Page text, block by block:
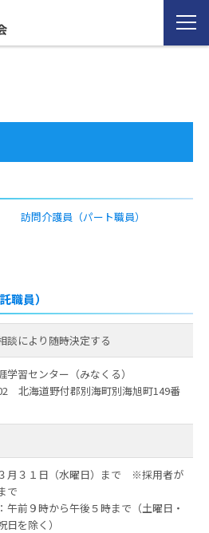
訪問介護員（パート職員）
職員）
談により随時決定する
学習センター（みなくる）
北海道野付郡別海町別海旭町149番
月３１日（水曜日）まで ※採用者が
で
午前９時から午後５時まで（土曜日・
日を除く）